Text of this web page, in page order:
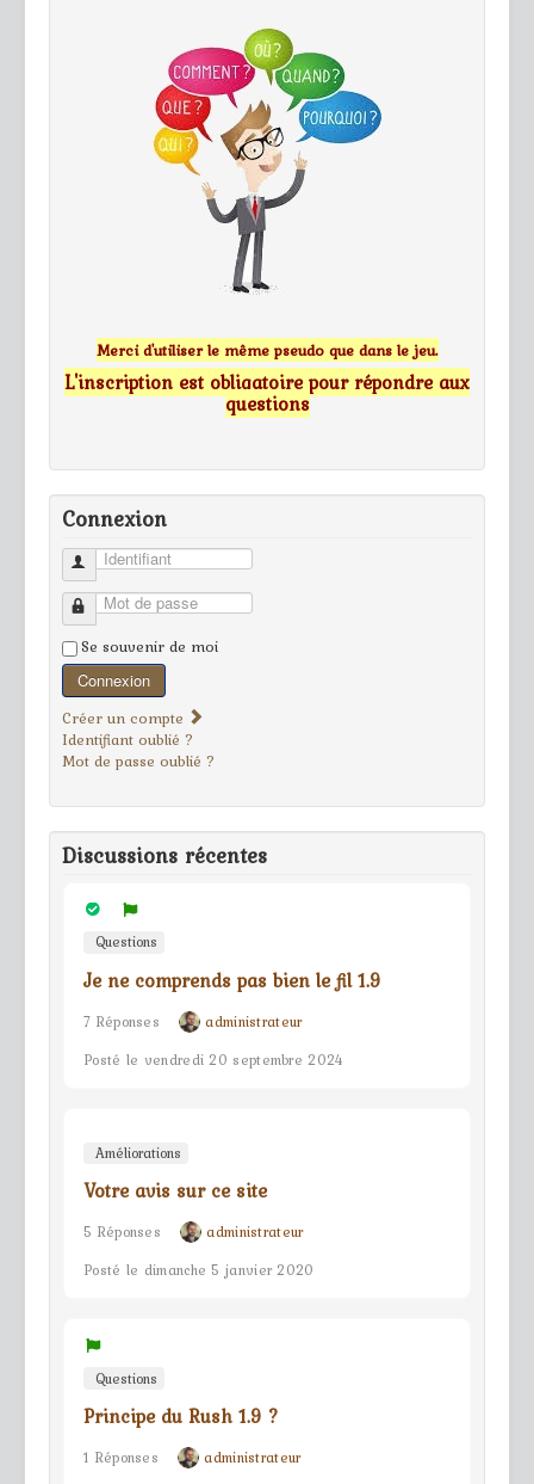
Merci d'utiliser le même pseudo que dans le jeu.
L'inscription est obligatoire pour répondre aux
questions
Connexion
Identifiant
Mot de passe
Se souvenir de moi
Connexion
Créer un compte
Identifiant oublié ?
Mot de passe oublié ?
Discussions récentes
Questions
Je ne comprends pas bien le fil 1.9
7 Réponses
administrateur
Posté le vendredi 20 septembre 2024
Améliorations
Votre avis sur ce site
5 Réponses
administrateur
Posté le dimanche 5 janvier 2020
Questions
Principe du Rush 1.9 ?
1 Réponses
administrateur